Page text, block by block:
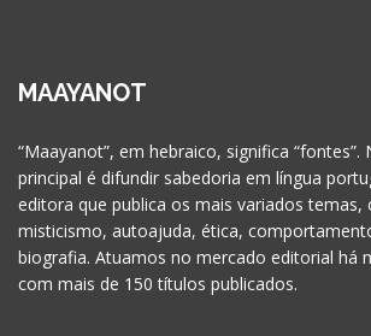
MAAYANOT
“Maayanot”, em hebraico, significa
principal é difundir sabedoria em língua
editora que publica os mais variados
misticismo, autoajuda, ética,
biografia. Atuamos no mercado editorial há
com mais de 150 títulos publicados.